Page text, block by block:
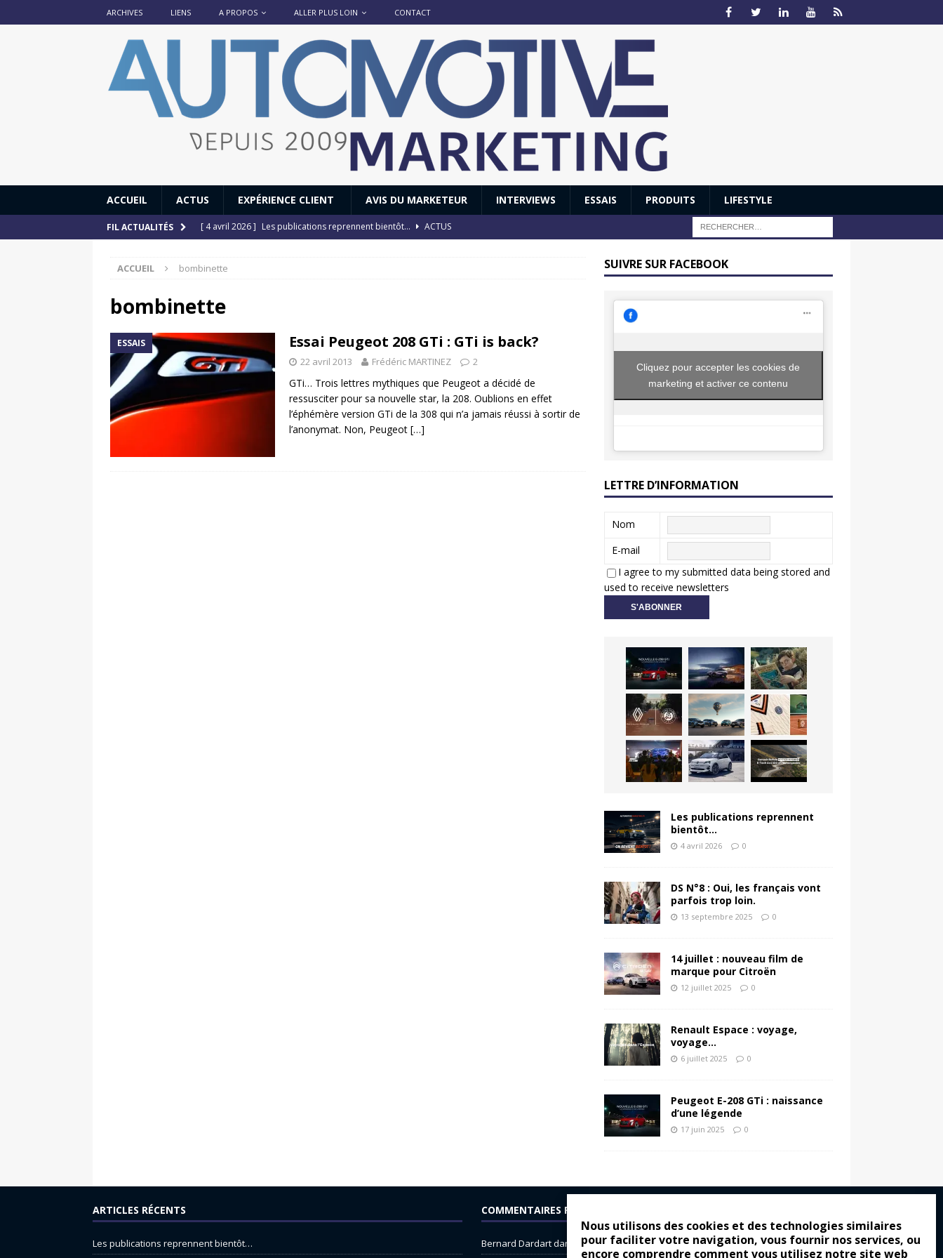
Nous utilisons des cookies et des technologies similaires
pour faciliter votre navigation, vous fournir nos services, ou
encore comprendre comment vous utilisez notre site web
ARCHIVES LIENS A PROPOS ALLER PLUS LOIN CONTACT
ACCUEIL ACTUS EXPÉRIENCE CLIENT AVIS DU MARKETEUR INTERVIEWS ESSAIS PRODUITS LIFESTYLE
FIL ACTUALITÉS [ 4 avril 2026 ] Les publications reprennent bientôt…
ACTUS
[ 12 juillet 2025 ]
[ 6 juillet 2025 ]
[ 11 avril 2020 ]
#StayHome : Honda dévoile un spot publicitaire… confiné! ACTUS
ACCUEIL bombinette
bombinette
ESSAIS Essai Peugeot 208 GTi : GTi is back?
22 avril 2013 Frédéric MARTINEZ 2
GTi… Trois lettres mythiques que Peugeot a décidé de
ressusciter pour sa nouvelle star, la 208. Oublions en effet
l’éphémère version GTi de la 308 qui n’a jamais réussi à sortir de
l’anonymat. Non, Peugeot […]
SUIVRE SUR FACEBOOK
Cliquez pour accepter les cookies de
marketing et activer ce contenu
LETTRE D’INFORMATION
Nom
E-mail
I agree to my submitted data being stored and
used to receive newsletters
Les publications reprennent
bientôt…
4 avril 2026 0
DS N°8 : Oui, les français vont
parfois trop loin.
13 septembre 2025 0
14 juillet : nouveau film de
marque pour Citroën
12 juillet 2025 0
Renault Espace : voyage,
voyage…
6 juillet 2025 0
Peugeot E-208 GTi : naissance
d’une légende
17 juin 2025 0
ARTICLES RÉCENTS
Les publications reprennent bientôt…
COMMENTAIRES RÉCENTS
Bernard Dardartdans Dacia Sandero : pour les gens vrais